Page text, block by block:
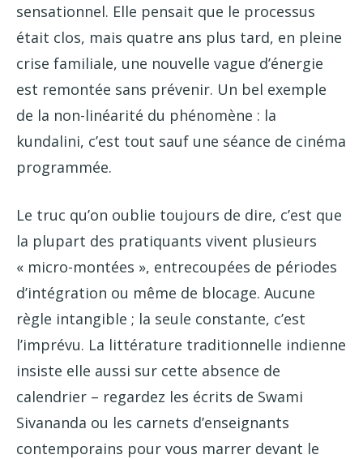
sensationnel. Elle pensait que le processus
était clos, mais quatre ans plus tard, en pleine
crise familiale, une nouvelle vague d’énergie
est remontée sans prévenir. Un bel exemple
de la non-linéarité du phénomène : la
kundalini, c’est tout sauf une séance de cinéma
programmée.
Le truc qu’on oublie toujours de dire, c’est que
la plupart des pratiquants vivent plusieurs
« micro-montées », entrecoupées de périodes
d’intégration ou même de blocage. Aucune
règle intangible ; la seule constante, c’est
l’imprévu. La littérature traditionnelle indienne
insiste elle aussi sur cette absence de
calendrier – regardez les écrits de Swami
Sivananda ou les carnets d’enseignants
contemporains pour vous marrer devant le